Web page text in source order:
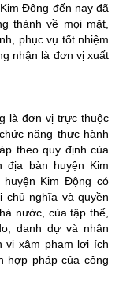
Động đến nay đã
thành về mọi mặt,
phục vụ tốt nhiệm
nhận là đơn vị xuất
là đơn vị trực thuộc
năng thực hành
theo quy định của
địa bàn huyện Kim
Kim Động có
chủ nghĩa và quyền
nước, của tập thể,
danh dự và nhân
vi xâm phạm lợi ích
hợp pháp của công